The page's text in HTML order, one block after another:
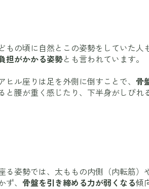
もの頃に自然とこの姿勢をしていた人
担がかかる姿勢とも言われています。
ル座りは足を外側に倒すことで、 骨
腰が重く感じたり、下半身がしびれ
る姿勢では、太ももの内側（内転筋）
、 骨盤を引き締める力が弱くなる傾